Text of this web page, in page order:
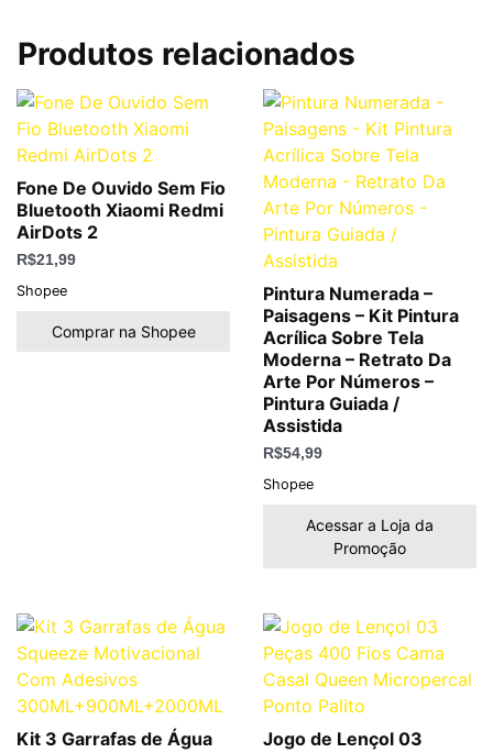
Produtos relacionados
Fone De Ouvido Sem Fio
Bluetooth Xiaomi Redmi
AirDots 2
R$21,99
Shopee
Comprar na Shopee
Pintura Numerada –
Paisagens – Kit Pintura
Acrílica Sobre Tela
Moderna – Retrato Da
Arte Por Números –
Pintura Guiada /
Assistida
R$54,99
Shopee
Acessar a Loja da
Promoção
Kit 3 Garrafas de Água
Jogo de Lençol 03